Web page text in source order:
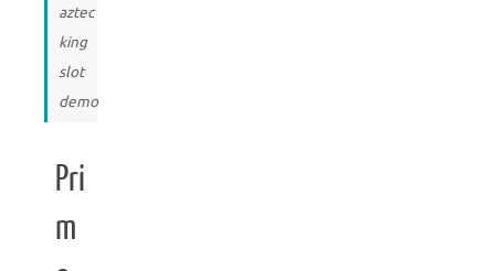
aztec
king
slot
demo
Pri
m